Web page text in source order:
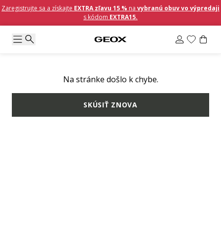
Zaregistrujte sa a získajte EXTRA zľavu 15 % na vybranú obuv vo výpredaji
s kódom EXTRA15.
Na stránke došlo k chybe.
SKÚSIŤ ZNOVA